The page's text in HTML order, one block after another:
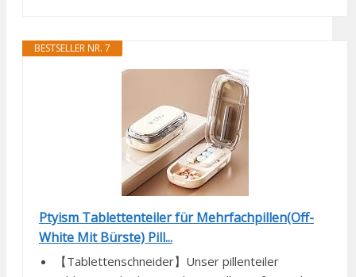
BESTSELLER NR. 7
Ptyism Tablettenteiler für Mehrfachpillen(Off-
White Mit Bürste) Pill...
【Tablettenschneider】Unser pillenteiler